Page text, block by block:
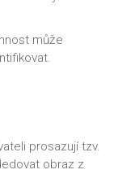
může
prosazují tzv.
obraz z